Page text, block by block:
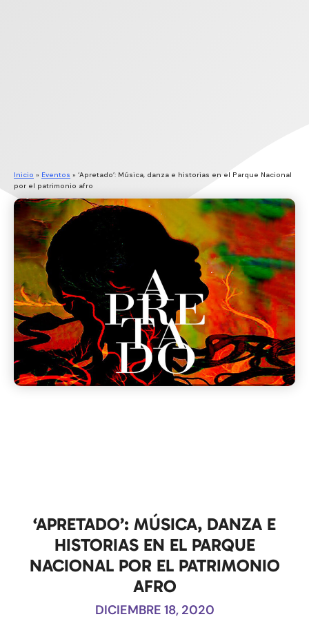
Inicio » Eventos » ‘Apretado’: Música, danza e historias en el Parque Nacional
por el patrimonio afro
‘APRETADO’: MÚSICA, DANZA E
HISTORIAS EN EL PARQUE
NACIONAL POR EL PATRIMONIO
AFRO
DICIEMBRE 18, 2020